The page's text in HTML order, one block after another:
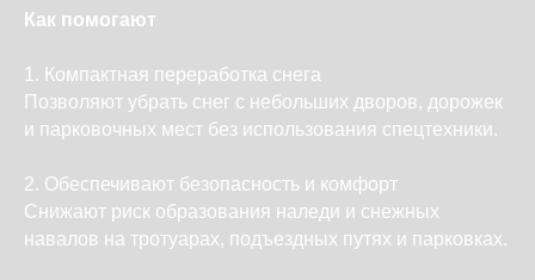
Как помогают
1. Компактная переработка снега
Позволяют убрать снег с небольших дворов, дорожек
и парковочных мест без использования спецтехники.
2. Обеспечивают безопасность и комфорт
Снижают риск образования наледи и снежных
навалов на тротуарах, подъездных путях и парковках.